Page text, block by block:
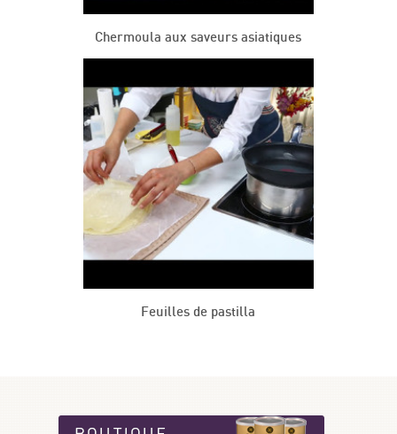
Chermoula aux saveurs asiatiques
Feuilles de pastilla